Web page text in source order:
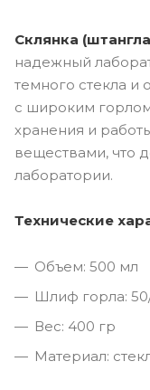
Склянка
надежный
темного стекла
с широким
хранения и
веществами, что
лаборатории.
Технические
Объем: 500 мл
Шлиф горла:
Вес: 400 гр
Материал: